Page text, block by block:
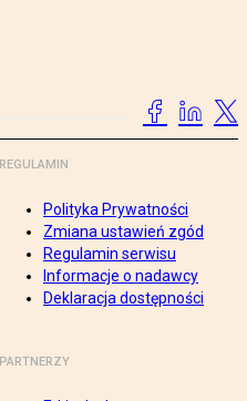
REGULAMIN
Polityka Prywatności
Zmiana ustawień zgód
Regulamin serwisu
Informacje o nadawcy
Deklaracja dostępności
PARTNERZY